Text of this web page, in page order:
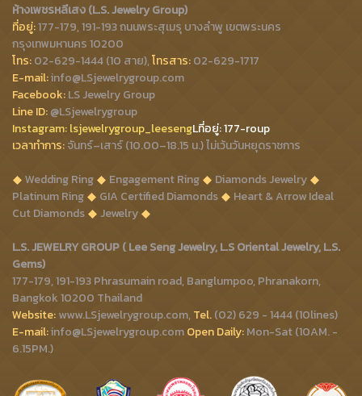
ห้างเพชรหลีเสง (L.S. Jewelry Group)
ที่อยู่:177-179, 191-193 ถนนพระสุเมรุ บางลำพู เขตพระนคร
กรุงเทพมหานคร 10200
โทร:02-629-1444 (10 สาย),โทรสาร:02-629-1717
E-mail:info@LSjewelrygroup.com
Facebook:LS Jewelry Group
Line ID:@LSjewelrygroup
Instagram:lsjewelrygroup_leesengLที่อยู่: 177-roup
เวลาทำการ:จันทร์–เสาร์ (10.00–18.15 น.) ไม่เว้นวันหยุดราชการ
Wedding Ring
Engagement Ring
Diamonds Jewelry
Platinum Ring
GIA Certified Diamonds
Heart & Arrow Ideal
Cut Diamonds
Jewelry
L.S. JEWELRY GROUP ( Lee Seng Jewelry, L.S Oriental Jewelry, L.S.
Gems)
177-179, 191-193 Phrasumain road, Banglumpoo, Phranakorn,
Bangkok 10200 Thailand
Website:www.LSjewelrygroup.com, Tel.(02) 629 - 1444 (10lines)
E-mail:info@LSjewelrygroup.comOpen Daily:Mon-Sat (10AM. -
6.15PM.)